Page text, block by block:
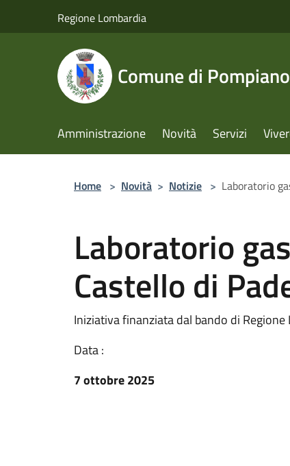
Regione Lombardia
Comune di Pompiano
Amministrazione Novità Servizi
Home > Novità > Notizie > Laboratorio
Laboratorio
Castello di
Iniziativa finanziata dal bando di Regione
Data :
7 ottobre 2025